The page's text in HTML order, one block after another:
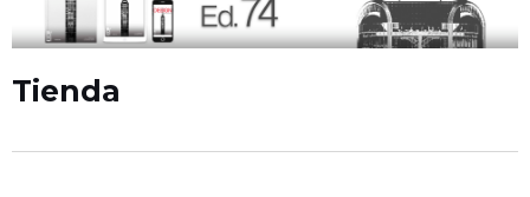
Tienda